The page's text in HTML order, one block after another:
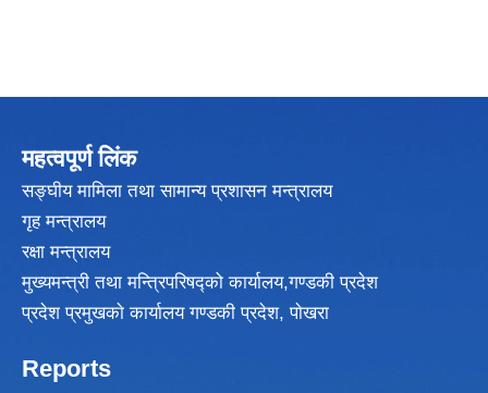
महत्वपूर्ण लिंक
सङ्घीय मामिला तथा सामान्य प्रशासन मन्त्रालय
गृह मन्त्रालय
रक्षा मन्त्रालय
मुख्यमन्त्री तथा मन्त्रिपरिषद्को कार्यालय,गण्डकी प्रदेश
प्रदेश प्रमुखकाे कार्यालय गण्डकी प्रदेश, पाेखरा
Reports